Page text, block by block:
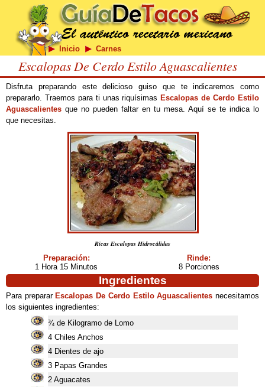
Inicio Carnes
Escalopas De Cerdo Estilo Aguascalientes
Disfruta preparando este delicioso guiso que te indicaremos como
prepararlo. Traemos para ti unas riquísimas Escalopas de Cerdo Estilo
Aguascalientes que no pueden faltar en tu mesa. Aquí se te indica lo
que necesitas.
Ricas Escalopas Hidrocálidas
Preparación:
1 Hora 15 Minutos
Rinde:
8 Porciones
Ingredientes
Para preparar Escalopas De Cerdo Estilo Aguascalientes necesitamos
los siguientes ingredientes:
¾ de Kilogramo de Lomo
4 Chiles Anchos
4 Dientes de ajo
3 Papas Grandes
2 Aguacates